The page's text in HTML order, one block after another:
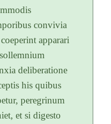
convivia
apparari
deliberatione
his quibus
peregrinum
et si digesto